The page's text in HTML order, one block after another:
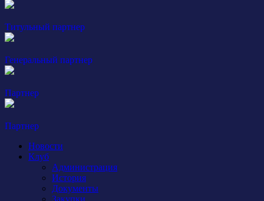
Титульный партнер
Генеральный партнер
Партнер
Партнер
Новости
Клуб
Администрация
История
Документы